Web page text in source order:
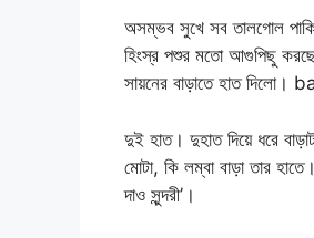
অসম্ভব সুখে সব তালগোল
হিংস্র পশুর মতো আগুপিছু
সায়নের বাড়াতে হাত
দুই হাত। দুহাত দিয়ে ধরে
মোটা, কি লম্বা বাড়া তার
দাও সুন্দরী’।